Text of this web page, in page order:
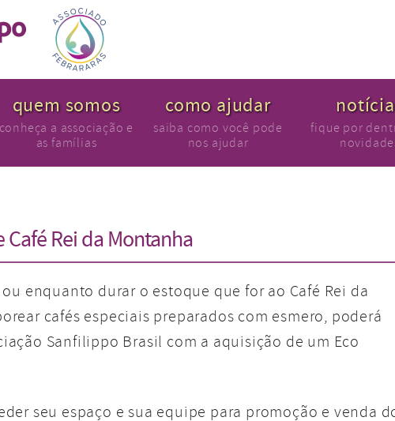
quem somos
conheça a associação e
as famílias
como ajudar
saiba como você pode
nos ajudar
fique por
Rei da Montanha
enquanto durar o estoque que for ao Café Rei da
cafés especiais preparados com esmero, poderá
Sanfilippo Brasil com a aquisição de um Eco
seu espaço e sua equipe para promoção e venda